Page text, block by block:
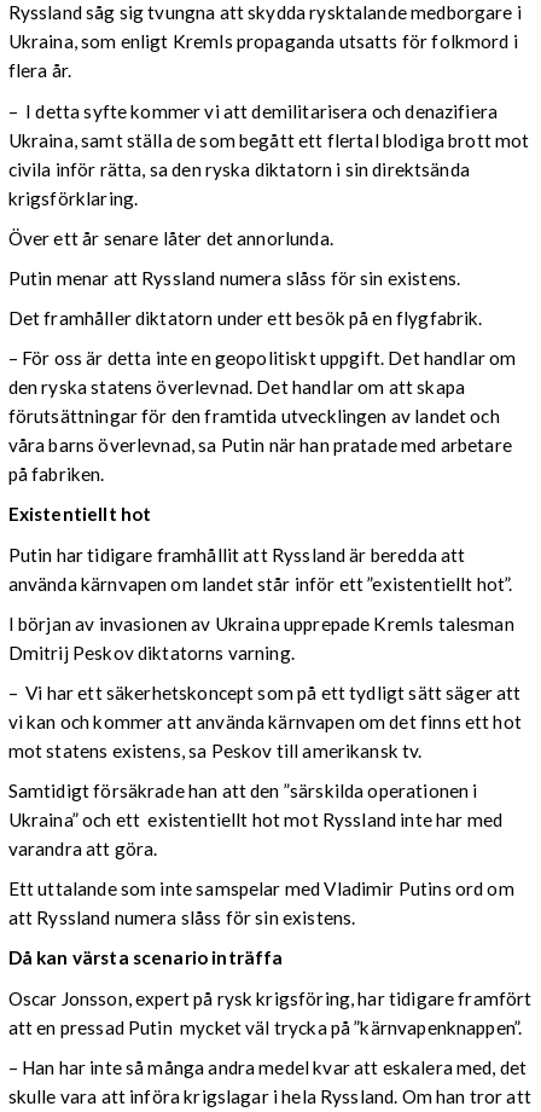
Ryssland såg sig tvungna att skydda rysktalande medborgare i
Ukraina, som enligt Kremls propaganda utsatts för folkmord i
flera år.
– I detta syfte kommer vi att demilitarisera och denazifiera
Ukraina, samt ställa de som begått ett flertal blodiga brott mot
civila inför rätta, sa den ryska diktatorn i sin direktsända
krigsförklaring.
Över ett år senare låter det annorlunda.
Putin menar att Ryssland numera slåss för sin existens.
Det framhåller diktatorn under ett besök på en flygfabrik.
– För oss är detta inte en geopolitiskt uppgift. Det handlar om
den ryska statens överlevnad. Det handlar om att skapa
förutsättningar för den framtida utvecklingen av landet och
våra barns överlevnad, sa Putin när han pratade med arbetare
på fabriken.
Existentiellt hot
Putin har tidigare framhållit att Ryssland är beredda att
använda kärnvapen om landet står inför ett ”existentiellt hot”.
I början av invasionen av Ukraina upprepade Kremls talesman
Dmitrij Peskov diktatorns varning.
– Vi har ett säkerhetskoncept som på ett tydligt sätt säger att
vi kan och kommer att använda kärnvapen om det finns ett hot
mot statens existens, sa Peskov till amerikansk tv.
Samtidigt försäkrade han att den ”särskilda operationen i
Ukraina” och ett existentiellt hot mot Ryssland inte har med
varandra att göra.
Ett uttalande som inte samspelar med Vladimir Putins ord om
att Ryssland numera slåss för sin existens.
Då kan värsta scenario inträffa
Oscar Jonsson, expert på rysk krigsföring, har tidigare framfört
att en pressad Putin mycket väl trycka på ”kärnvapenknappen”.
– Han har inte så många andra medel kvar att eskalera med, det
skulle vara att införa krigslagar i hela Ryssland. Om han tror att